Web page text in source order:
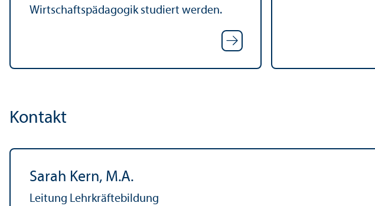
Wirtschafts­pädagogik studiert werden.
Kontakt
Sarah Kern, M.A.
Leitung Lehr­kräftebildung